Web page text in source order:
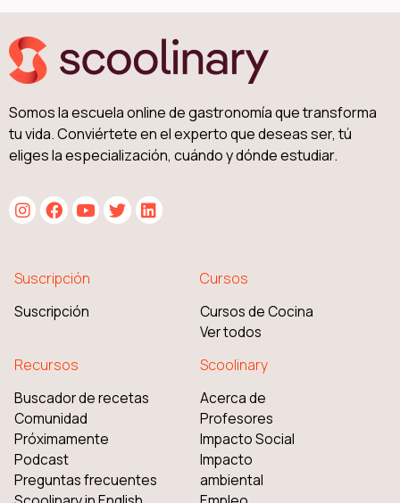
Somos la escuela online de gastronomía que transforma
tu vida. Conviértete en el experto que deseas ser, tú
eliges la especialización, cuándo y dónde estudiar.
Suscripción
Suscripción
Cursos
Cursos de Cocina
Ver todos
Recursos
Buscador de recetas
Comunidad
Próximamente
Podcast
Preguntas frecuentes
Scoolinary
Acerca de
Profesores
Impacto Social
Impacto
ambiental